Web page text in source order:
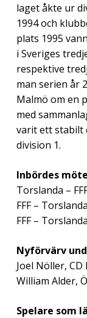
laget åkte ur
1994 och
plats 1995
i Sveriges
respektive
man serien år
Malmö om en
med
varit ett stabilt
division 1.
Inbördes
Torslanda –
FFF –
FFF –
Nyförvärv
Joel Nöller, CD
William Alder,
Spelare som